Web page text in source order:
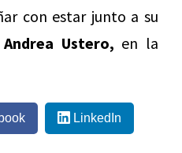
con estar junto a su
Andrea Ustero, en la
LinkedIn